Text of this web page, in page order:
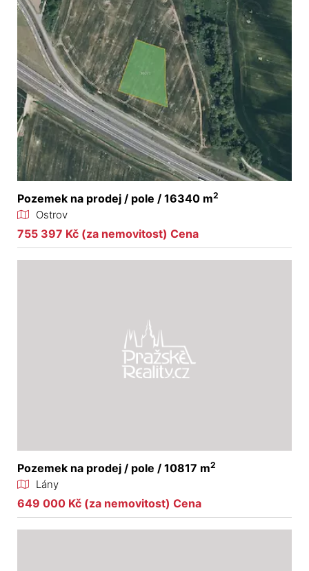
Pozemek na prodej / pole / 16340 m2
Ostrov
755 397 Kč (za nemovitost) Cena
Pozemek na prodej / pole / 10817 m2
Lány
649 000 Kč (za nemovitost) Cena